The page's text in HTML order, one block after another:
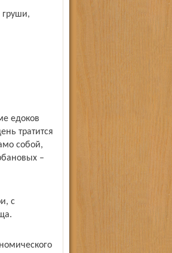
груши,
едоков
тратится
собой,
–
с